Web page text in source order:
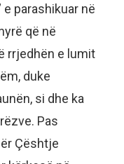
parashikuar në
që në
rrjedhën e lumit
duke
si dhe ka
Pas
Çështje